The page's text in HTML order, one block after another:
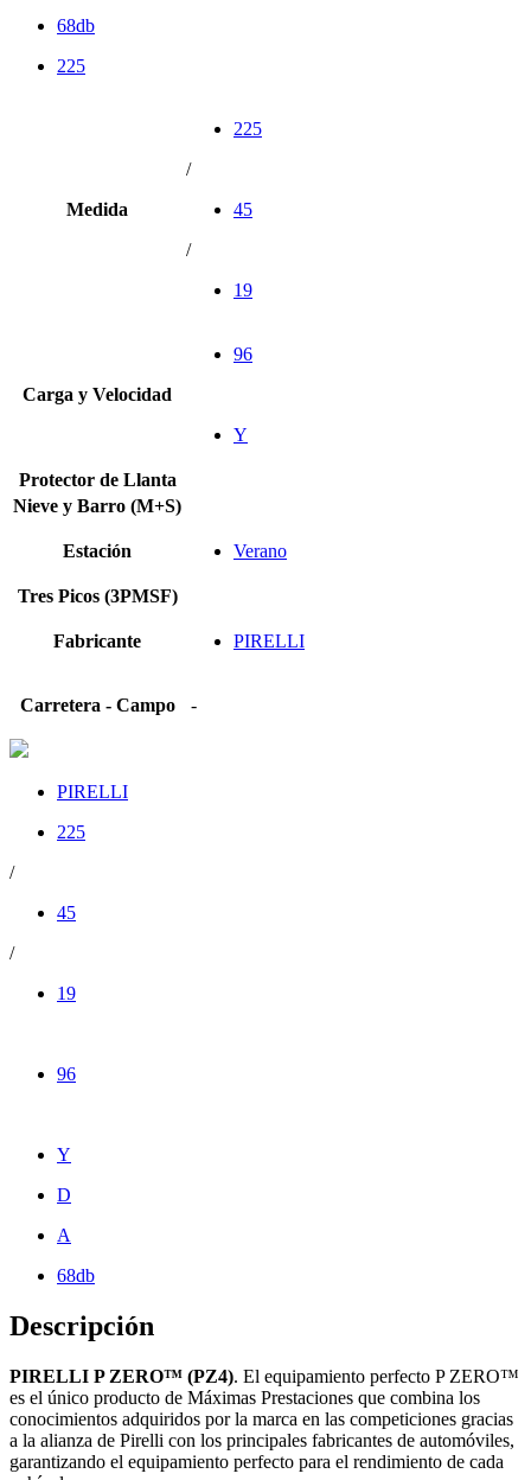
68db
225
Medida
225
/
45
/
19
Carga y Velocidad
96
Y
Protector de Llanta
Nieve y Barro (M+S)
Estación Verano
Tres Picos (3PMSF)
Fabricante PIRELLI
Carretera - Campo -
PIRELLI
225
/
45
/
19
96
Y
D
A
68db
Descripción
PIRELLI P ZERO™ (PZ4). El equipamiento perfecto P ZERO™
es el único producto de Máximas Prestaciones que combina los
conocimientos adquiridos por la marca en las competiciones gracias
a la alianza de Pirelli con los principales fabricantes de automóviles,
garantizando el equipamiento perfecto para el rendimiento de cada